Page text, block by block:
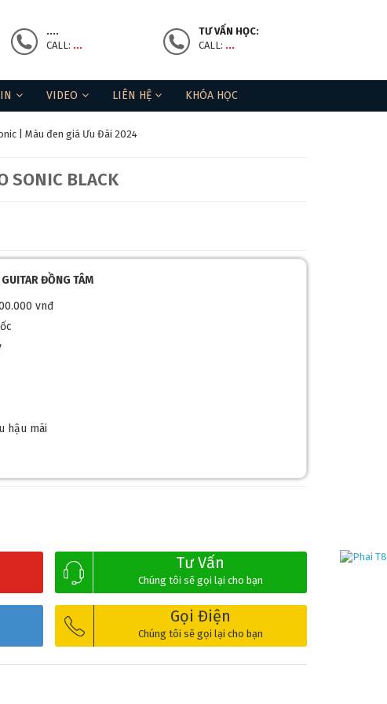
....
CALL: ...
TƯ VẤN HỌC:
CALL: ...
VIDEO LIÊN HỆ KHÓA HỌC
| Màu đen giá Ưu Đãi 2024
SONIC BLACK
ĐỒNG TÂM
vnđ
hậu mãi
Tư Vấn
Chúng tôi sẽ gọi lại cho bạn
Gọi Điện
Chúng tôi sẽ gọi lại cho bạn